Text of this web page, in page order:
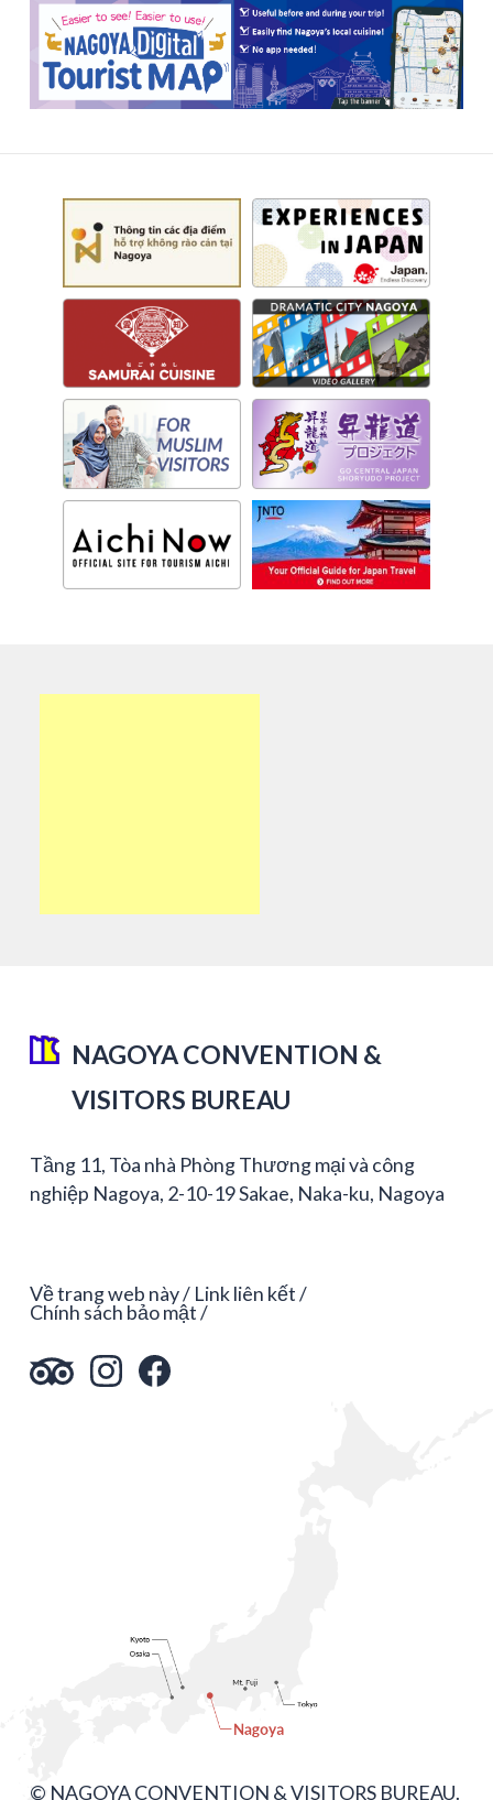
NAGOYA CONVENTION &
VISITORS BUREAU
Tầng 11, Tòa nhà Phòng Thương mại và công
nghiệp Nagoya, 2-10-19 Sakae, Naka-ku, Nagoya
Về trang web này Link liên kết
Chính sách bảo mật
© NAGOYA CONVENTION & VISITORS BUREAU.